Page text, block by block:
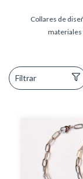
Collares de
materiales
Filtrar